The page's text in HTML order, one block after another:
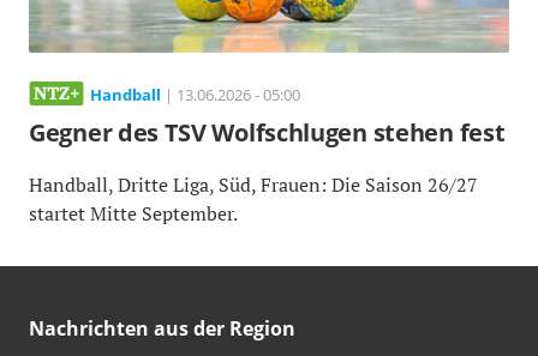
Handball | 13.06.2026 - 05:00
Gegner des TSV Wolfschlugen stehen fest
Handball, Dritte Liga, Süd, Frauen: Die Saison 26/27
startet Mitte September.
Nachrichten aus der Region